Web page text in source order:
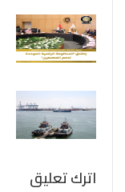
اترك تعليق